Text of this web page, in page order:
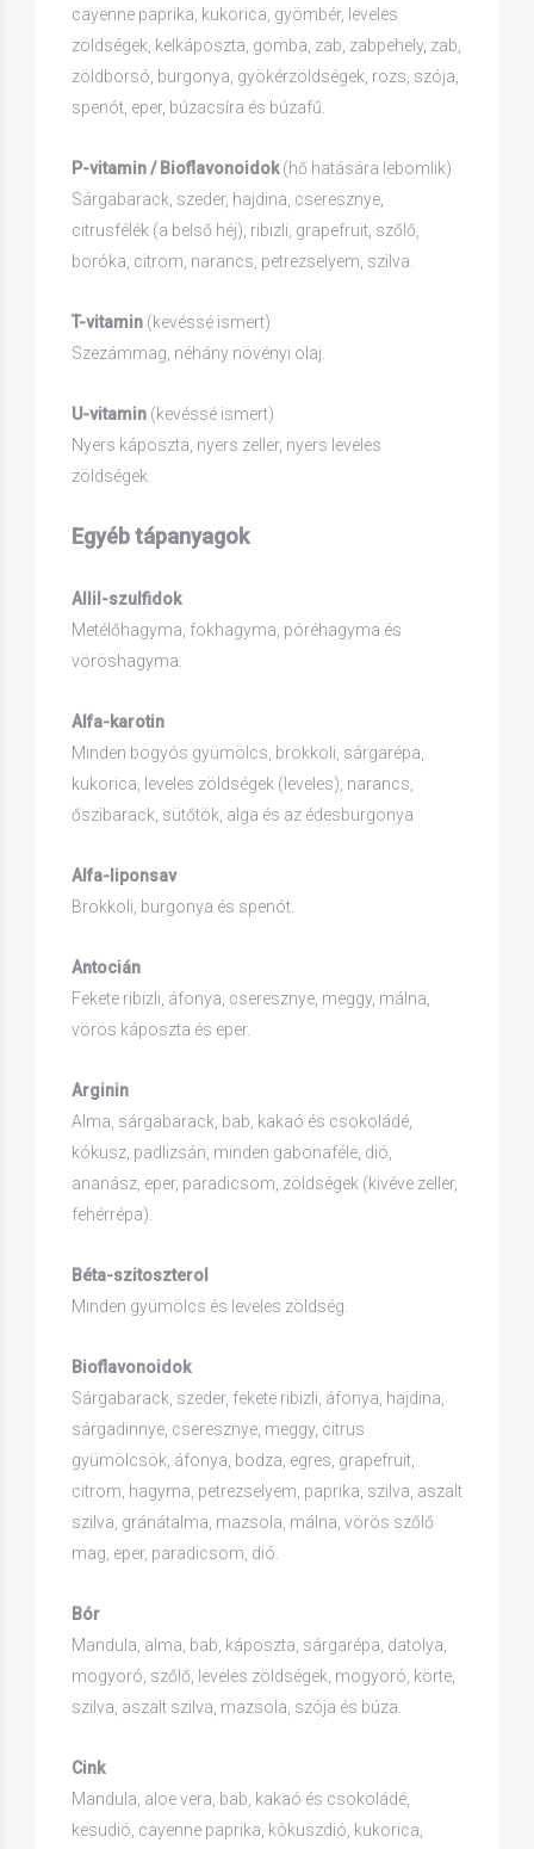
cayenne paprika, kukorica, gyömbér, leveles
zöldségek, kelkáposzta, gomba, zab, zabpehely, zab,
zöldborsó, burgonya, gyökérzöldségek, rozs, szója,
spenót, eper, búzacsíra és búzafű.
P-vitamin / Bioflavonoidok(hő hatására lebomlik)
Sárgabarack, szeder, hajdina, cseresznye,
citrusfélék (a belső héj), ribizli, grapefruit, szőlő,
boróka, citrom, narancs, petrezselyem, szilva.
T-vitamin (kevéssé ismert)
Szezámmag, néhány növényi olaj.
U-vitamin (kevéssé ismert)
Nyers káposzta, nyers zeller, nyers leveles
zöldségek.
Egyéb tápanyagok
Allil-szulfidok
Metélőhagyma, fokhagyma, póréhagyma és
vöröshagyma.
Alfa-karotin
Minden bogyós gyümölcs, brokkoli, sárgarépa,
kukorica, leveles zöldségek (leveles), narancs,
őszibarack, sütőtök, alga és az édesburgonya
Alfa-liponsav
Brokkoli, burgonya és spenót.
Antocián
Fekete ribizli, áfonya, cseresznye, meggy, málna,
vörös káposzta és eper.
Arginin
Alma, sárgabarack, bab, kakaó és csokoládé,
kókusz, padlizsán, minden gabonaféle, dió,
ananász, eper, paradicsom, zöldségek (kivéve zeller,
fehérrépa).
Béta-szitoszterol
Minden gyümölcs és leveles zöldség.
Bioflavonoidok
Sárgabarack, szeder, fekete ribizli, áfonya, hajdina,
sárgadinnye, cseresznye, meggy, citrus
gyümölcsök, áfonya, bodza, egres, grapefruit,
citrom, hagyma, petrezselyem, paprika, szilva, aszalt
szilva, gránátalma, mazsola, málna, vörös szőlő
mag, eper, paradicsom, dió.
Bór
Mandula, alma, bab, káposzta, sárgarépa, datolya,
mogyoró, szőlő, leveles zöldségek, mogyoró, körte,
szilva, aszalt szilva, mazsola, szója és búza.
Cink
Mandula, aloe vera, bab, kakaó és csokoládé,
kesudió, cayenne paprika, kókuszdió, kukorica,